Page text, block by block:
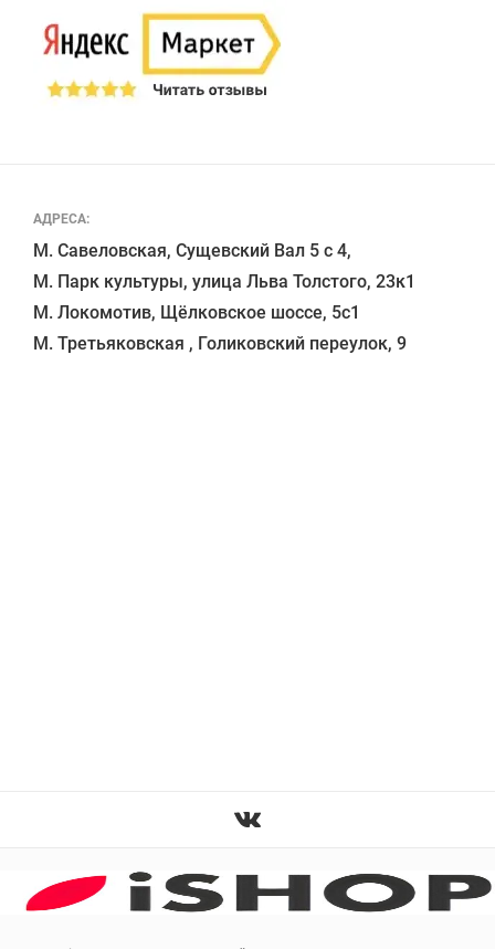
АДРЕСА:
М. Савеловская, Сущевский Вал 5 с 4,
М. Парк культуры, улица Льва Толстого, 23к1
М. Локомотив, Щёлковское шоссе, 5с1